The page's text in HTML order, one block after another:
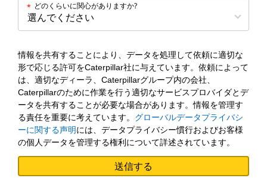
どのくらいに関心がありますか?
*
情報を共有することにより、データを処理して依頼に適切な
形で応じる許可をCaterpillar社に与えています。依頼によって
は、適切なディーラ、Caterpillarグループ内の会社、
Caterpillarのために作業を行う適切なサービスプロバイダとデ
ータを共有することが必要な場合があります。情報を管理す
る責任を重要に考えています。 グローバルデータプライバシ
ーに関する声明には、データプライバシー慣行およびお客様
の個人データを管理する権利について詳述されています。